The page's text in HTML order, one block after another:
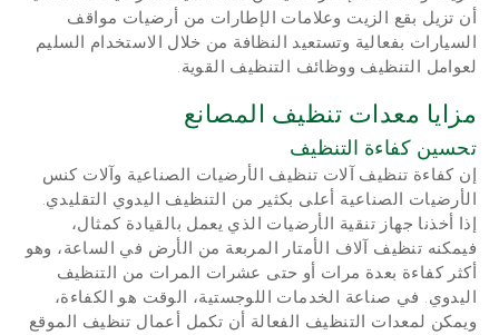
أن تزيل بقع الزيت وعلامات الإطارات من أرضيات مواقف
السيارات بفعالية وتستعيد النظافة من خلال الاستخدام السليم
لعوامل التنظيف ووظائف التنظيف القوية.
مزايا معدات تنظيف المصانع
تحسين كفاءة التنظيف
إن كفاءة تنظيف آلات تنظيف الأرضيات الصناعية وآلات كنس
الأرضيات الصناعية أعلى بكثير من التنظيف اليدوي التقليدي.
إذا أخذنا جهاز تنقية الأرضيات الذي يعمل بالقيادة كمثال،
فيمكنه تنظيف آلاف الأمتار المربعة من الأرض في الساعة، وهو
أكثر كفاءة بعدة مرات أو حتى عشرات المرات من التنظيف
اليدوي. في صناعة الخدمات اللوجستية، الوقت هو الكفاءة،
ويمكن لمعدات التنظيف الفعالة أن تكمل أعمال تنظيف الموقع